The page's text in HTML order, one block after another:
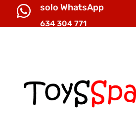
 solo WhatsApp
634 304 771